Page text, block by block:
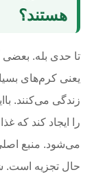
هستند؟
تا حدی بله. بعضی
یعنی کرم‌های
زندگی می‌کنند.
را ایجاد کند که
می‌شود. منبع
حال تجزیه است.